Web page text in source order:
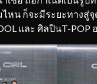
หน ก็จะมีระยะทางสู่
และ ศิลปินT-POP